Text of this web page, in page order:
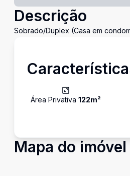
Descrição
Sobrado/Duplex (Casa em
Área Privativa 122m²
Mapa do imóvel